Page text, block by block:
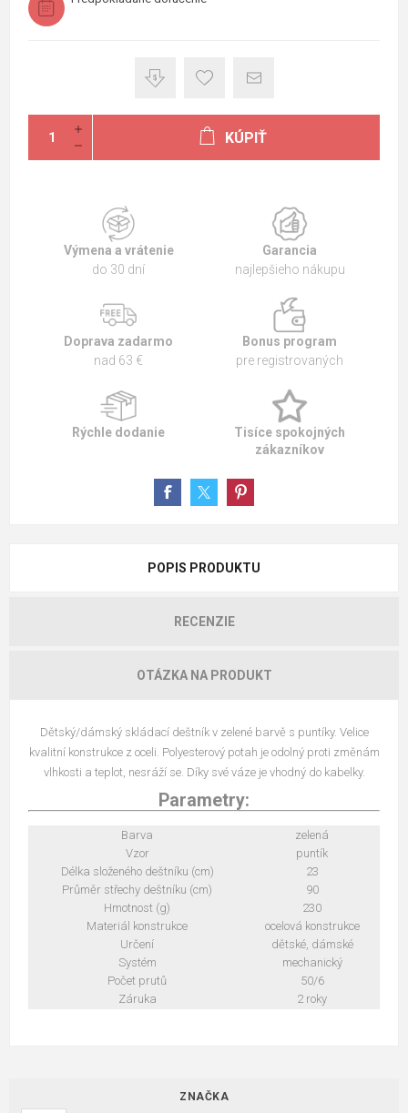
KÚPIŤ
Výmena a vrátenie
do 30 dní
Garancia
najlepšieho nákupu
Doprava zadarmo
nad 63 €
Bonus program
pre registrovaných
Rýchle dodanie
Tisíce spokojných
zákazníkov
POPIS PRODUKTU
RECENZIE
OTÁZKA NA PRODUKT
Dětský/dámský skládací deštník v zelené barvě s puntíky. Velice
kvalitní konstrukce z oceli. Polyesterový potah je odolný proti změnám
vlhkosti a teplot, nesráží se. Díky své váze je vhodný do kabelky.
Parametry:
Barva
zelená
Vzor
puntík
Délka složeného deštníku (cm)
23
Průměr střechy deštníku (cm)
90
Hmotnost (g)
230
Materiál konstrukce
ocelová konstrukce
Určení
dětské, dámské
Systém
mechanický
Počet prutů
50/6
Záruka
2 roky
ZNAČKA